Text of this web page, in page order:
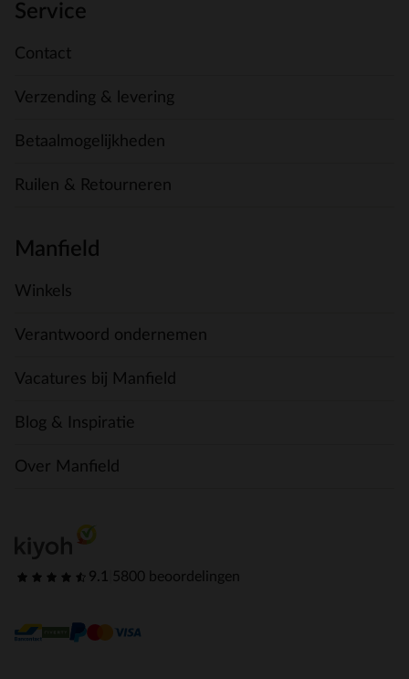
Service
Contact
Verzending & levering
Betaalmogelijkheden
Ruilen & Retourneren
Manfield
Winkels
Verantwoord ondernemen
Vacatures bij Manfield
Blog & Inspiratie
Over Manfield
9.1 5800 beoordelingen